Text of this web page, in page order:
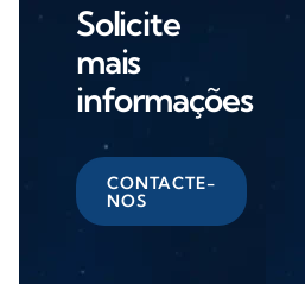
Solicite
mais
informações
CONTACTE-
NOS